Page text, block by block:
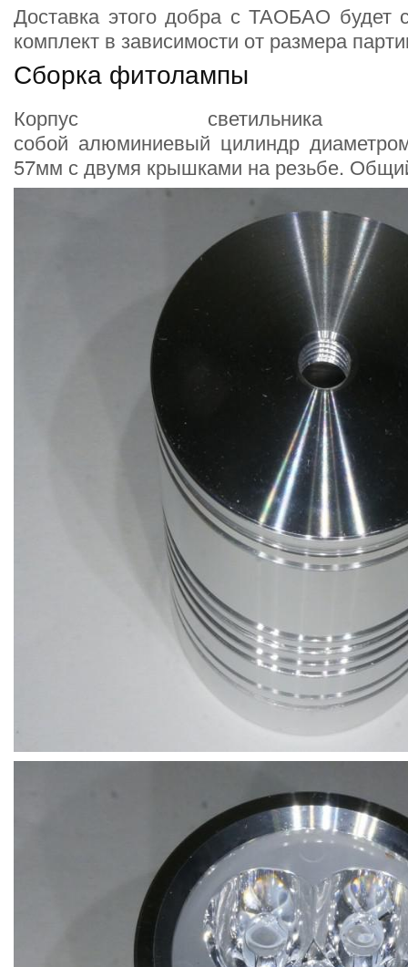
Доставка этого добра с ТАОБАО будет
комплект в зависимости от размера
Сборка фитолампы
Корпус светильника
собой алюминиевый цилиндр
57мм с двумя крышками на резьбе.